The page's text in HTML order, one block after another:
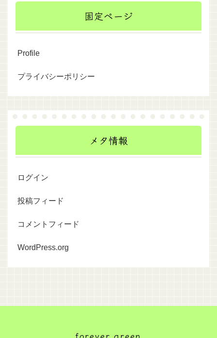
固定ページ
Profile
プライバシーポリシー
メタ情報
ログイン
投稿フィード
コメントフィード
WordPress.org